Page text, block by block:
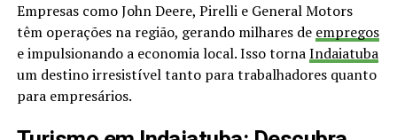
Empresas como John Deere, Pirelli e General Motors
têm operações na região, gerando milhares de empregos
e impulsionando a economia local. Isso tornaIndaiatuba
um destino irresistível tanto para trabalhadores quanto
para empresários.